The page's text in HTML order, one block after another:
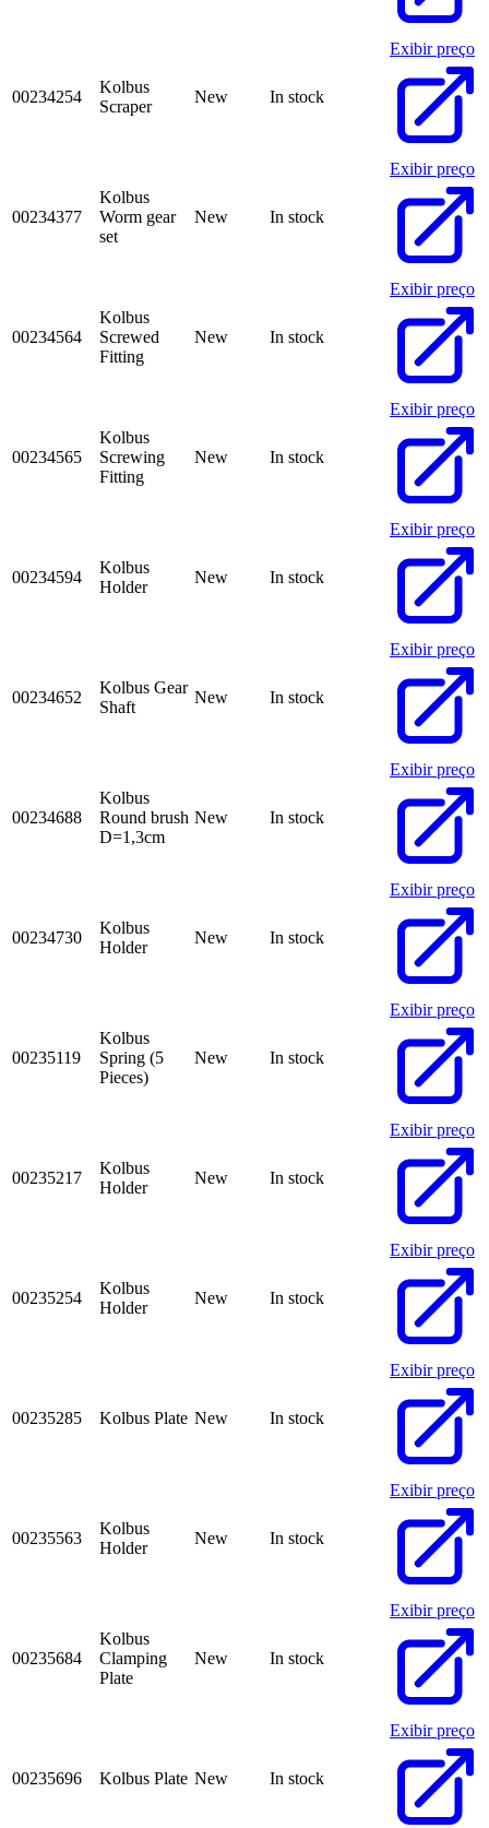
00234254
Kolbus
Scraper
New In stock
Exibir preço
00234377
Kolbus
Worm gear
set
New In stock
Exibir preço
00234564
Kolbus
Screwed
Fitting
New In stock
Exibir preço
00234565
Kolbus
Screwing
Fitting
New In stock
Exibir preço
00234594
Kolbus
Holder
New In stock
Exibir preço
00234652
Kolbus Gear
Shaft
New In stock
Exibir preço
00234688
Kolbus
Round brush
D=1,3cm
New In stock
Exibir preço
00234730
Kolbus
Holder
New In stock
Exibir preço
00235119
Kolbus
Spring (5
Pieces)
New In stock
Exibir preço
00235217
Kolbus
Holder
New In stock
Exibir preço
00235254
Kolbus
Holder
New In stock
Exibir preço
00235285 Kolbus Plate New In stock
Exibir preço
00235563
Kolbus
Holder
New In stock
Exibir preço
00235684
Kolbus
Clamping
Plate
New In stock
Exibir preço
00235696 Kolbus Plate New In stock
Exibir preço